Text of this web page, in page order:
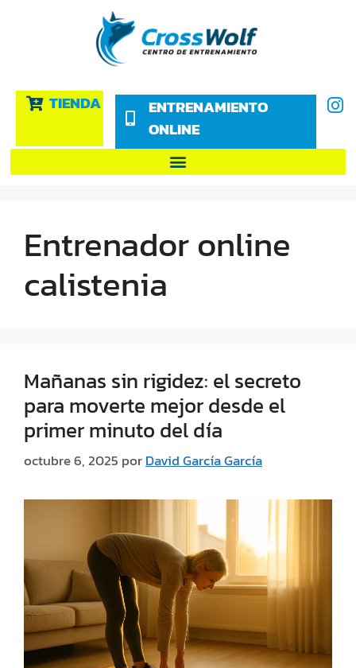
TIENDA
ENTRENAMIENTO
ONLINE
Entrenador online
calistenia
Mañanas sin rigidez: el secreto
para moverte mejor desde el
primer minuto del día
octubre 6, 2025 porDavid García García